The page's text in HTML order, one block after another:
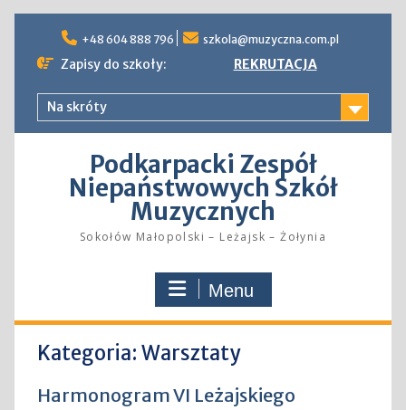
content
+48 604 888 796 szkola@muzyczna.com.pl
Zapisy do szkoły: REKRUTACJA
Na skróty
Podkarpacki Zespół
Niepaństwowych Szkół
Muzycznych
Sokołów Małopolski – Leżajsk – Żołynia
Menu
Kategoria: Warsztaty
Harmonogram VI Leżajskiego